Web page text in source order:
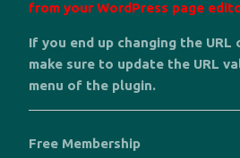
from your WordPress page
If you end up changing the
make sure to update the URL
menu of the plugin.
Free Membership